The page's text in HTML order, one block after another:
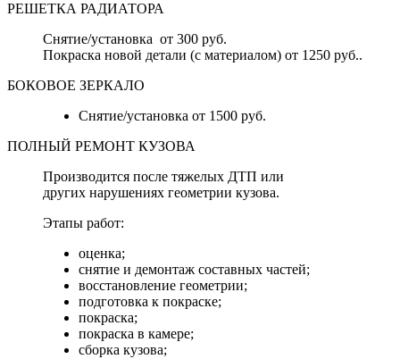
РЕШЕТКА РАДИАТОРА
Снятие/установка от 300 руб.
Покраска новой детали (с материалом) от 1250 руб..
БОКОВОЕ ЗЕРКАЛО
Снятие/установка от 1500 руб.
ПОЛНЫЙ РЕМОНТ КУЗОВА
Производится после тяжелых ДТП или
других нарушениях геометрии кузова.
Этапы работ:
оценка;
снятие и демонтаж составных частей;
восстановление геометрии;
подготовка к покраске;
покраска;
покраска в камере;
сборка кузова;